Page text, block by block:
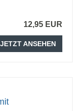
12,95 EUR
JETZT ANSEHEN